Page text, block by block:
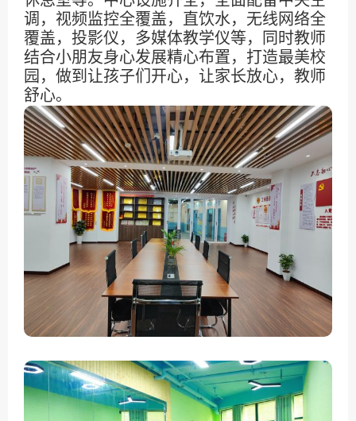
调，视频监控全覆盖，直饮水，无线网络全
覆盖，投影仪，多媒体教学仪等，同时教师
结合小朋友身心发展精心布置，打造最美校
园，做到让孩子们开心，让家长放心，教师
舒心。